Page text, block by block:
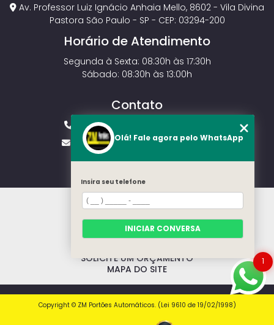
Av. Professor Luiz Ignácio Anhaia Mello, 8602 - Vila Divina
Pastora São Paulo - SP - CEP: 03294-200
Horário de Atendimento
Segunda à Sexta: 08:30h às 17:30h
Sábado: 08:30h às 13:00h
Contato
(11) 2143-4826
vendas.zmportoes@gmail.com
HOME
MODELOS
CONTATO
SOLICITE UM ORÇAMENTO
MAPA DO SITE
Copyright © ZM Portões Automáticos. (Lei 9610 de 19/02/1998)
1
Olá! Fale agora pelo WhatsApp
Insira seu telefone
INICIAR CONVERSA